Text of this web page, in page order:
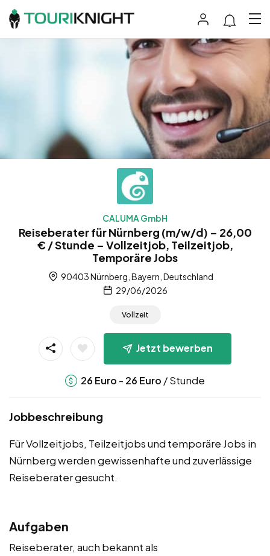
CALUMA GmbH
Reiseberater für Nürnberg (m/w/d) – 26,00
€ / Stunde – Vollzeitjob, Teilzeitjob,
Temporäre Jobs
90403 Nürnberg, Bayern, Deutschland
29/06/2026
Vollzeit
Jetzt bewerben
26 Euro - 26 Euro / Stunde
Jobbeschreibung
Für Vollzeitjobs, Teilzeitjobs und temporäre Jobs in
Nürnberg werden gewissenhafte und zuverlässige
Reiseberater gesucht.
Aufgaben
Reiseberater, auch bekannt als